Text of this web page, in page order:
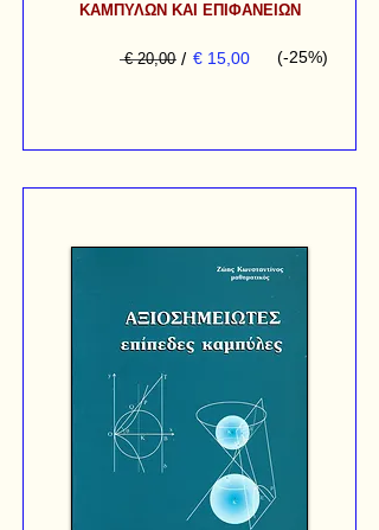
ΚΑΜΠΥΛΩΝ ΚΑΙ ΕΠΙΦΑΝΕΙΩΝ
€ 20,00 / € 15,00 (-25%)